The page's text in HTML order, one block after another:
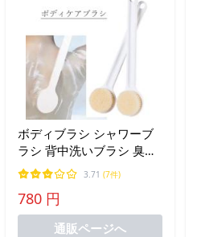
ボディブラシ シャワーブ
ラシ 背中洗いブラシ 臭わ
ない 35cm 背中 に届きや
すい 柔らかい素材で快適
マッサージ 入浴 お風呂 バ
ス用品 全身 体洗い
3.71 (7件)
780 円
通販ページへ